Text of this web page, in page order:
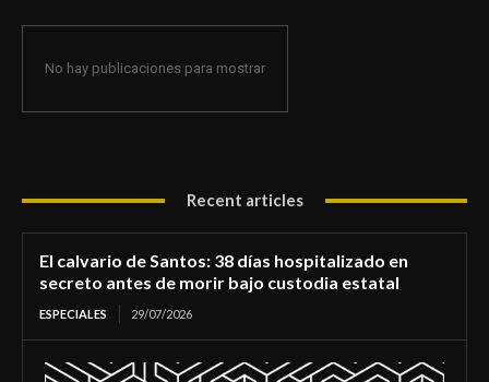
No hay publicaciones para mostrar
Recent articles
El calvario de Santos: 38 días hospitalizado en
secreto antes de morir bajo custodia estatal
ESPECIALES 29/07/2026